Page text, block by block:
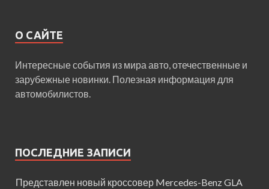
О САЙТЕ
Интересные события из мира авто, отечественные и
зарубежные новинки. Полезная информация для
автомобилистов.
ПОСЛЕДНИЕ ЗАПИСИ
Представлен новый кроссовер Mercedes-Benz GLA